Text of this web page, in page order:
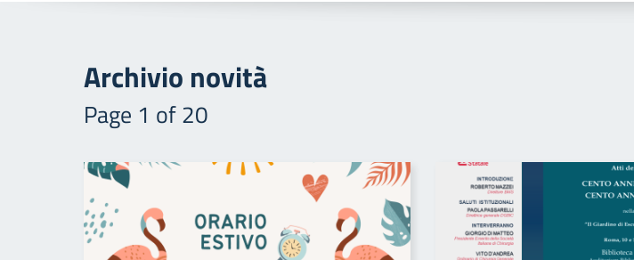
Archivio novità
Page 1 of 20